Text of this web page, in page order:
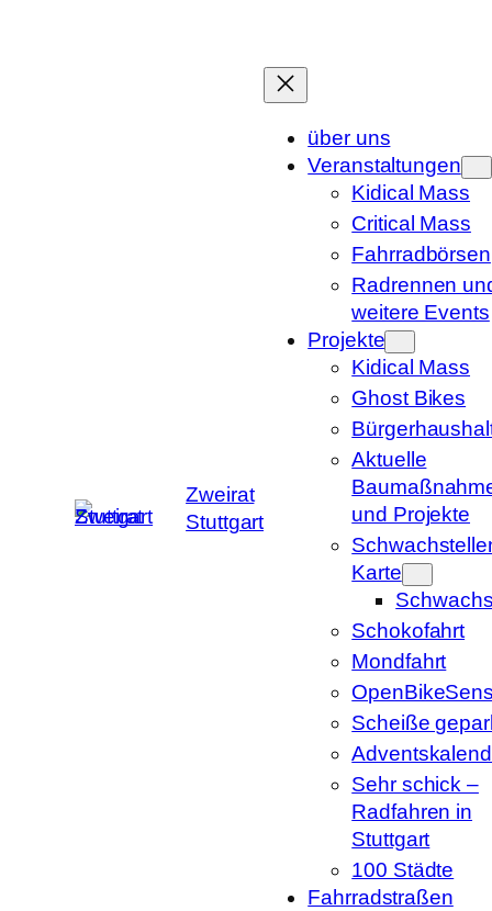
Zweirat
Stuttgart
über uns
Veranstaltungen
Kidical Mass
Critical Mass
Fahrradbörsen
Radrennen
weitere Events
Projekte
Kidical Mass
Ghost Bikes
Aktuelle
und Projekte
Karte
Schokofahrt
Mondfahrt
Scheiße
Sehr schick –
Radfahren in
Stuttgart
100 Städte
Fahrradstraßen